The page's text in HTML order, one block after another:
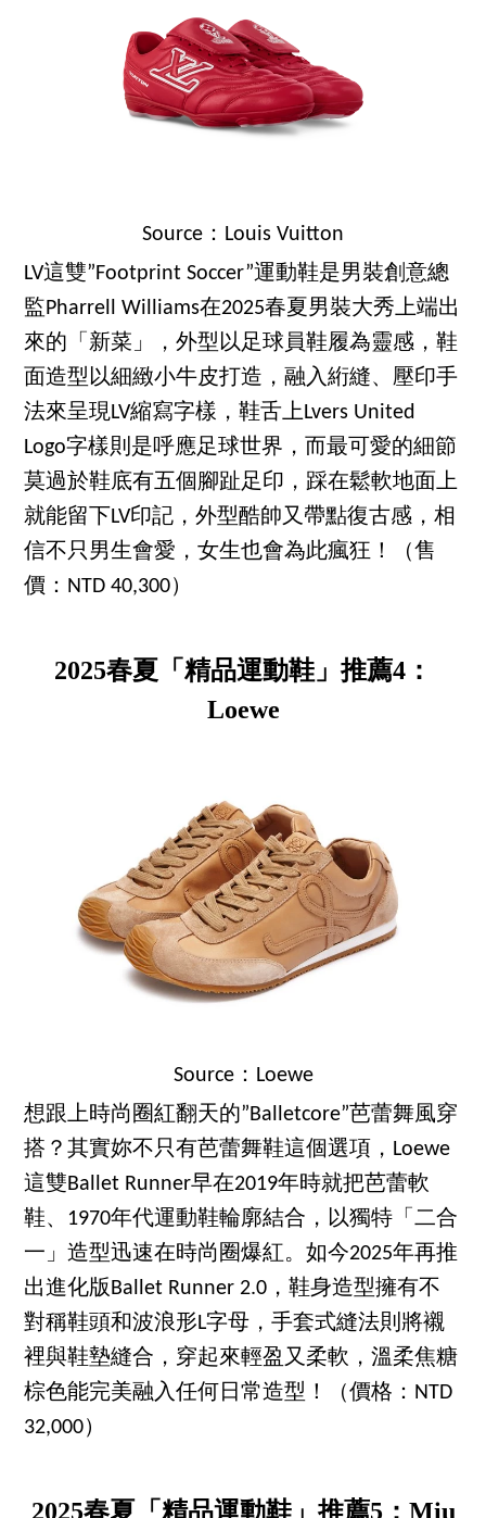
Source：Louis Vuitton
LV這雙”Footprint Soccer”運動鞋是男裝創意總
監Pharrell Williams在2025春夏男裝大秀上端出
來的「新菜」，外型以足球員鞋履為靈感，鞋
面造型以細緻小牛皮打造，融入絎縫、壓印手
法來呈現LV縮寫字樣，鞋舌上Lvers United
Logo字樣則是呼應足球世界，而最可愛的細節
莫過於鞋底有五個腳趾足印，踩在鬆軟地面上
就能留下LV印記，外型酷帥又帶點復古感，相
信不只男生會愛，女生也會為此瘋狂！（售
價：NTD 40,300）
2025春夏「精品運動鞋」推薦4：
Loewe
Source：Loewe
想跟上時尚圈紅翻天的”Balletcore”芭蕾舞風穿
搭？其實妳不只有芭蕾舞鞋這個選項，Loewe
這雙Ballet Runner早在2019年時就把芭蕾軟
鞋、1970年代運動鞋輪廓結合，以獨特「二合
一」造型迅速在時尚圈爆紅。如今2025年再推
出進化版Ballet Runner 2.0，鞋身造型擁有不
對稱鞋頭和波浪形L字母，手套式縫法則將襯
裡與鞋墊縫合，穿起來輕盈又柔軟，溫柔焦糖
棕色能完美融入任何日常造型！（價格：NTD
32,000）
2025春夏「精品運動鞋」推薦5：Miu